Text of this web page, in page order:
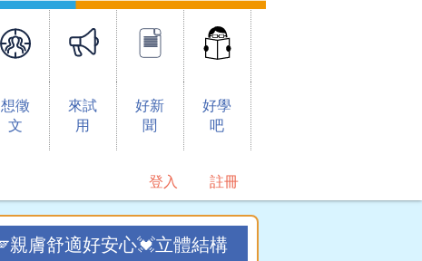
想徵
文
來試
用
好新
聞
好學
吧
登入 註冊
親膚舒適好安心💓立體結構